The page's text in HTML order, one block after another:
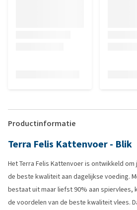
Productinformatie
Terra Felis Kattenvoer - Blik
Het Terra Felis Kattenvoer is ontwikkeld
de beste kwaliteit aan dagelijkse voeding.
bestaat uit maar liefst 90% aan spiervlees,
de voordelen van de beste kwaliteit vlees.